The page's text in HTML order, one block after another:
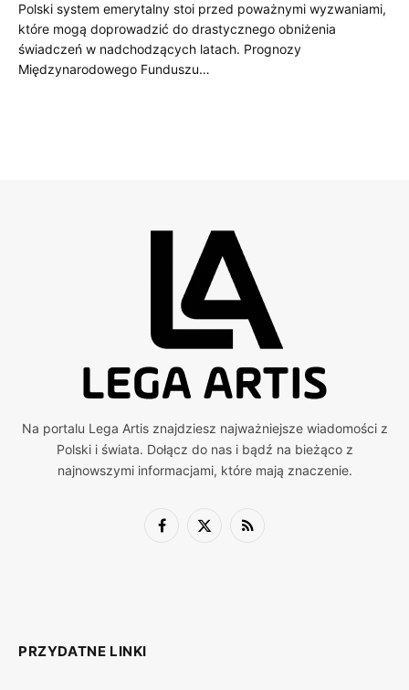
Polski system emerytalny stoi przed poważnymi wyzwaniami,
które mogą doprowadzić do drastycznego obniżenia
świadczeń w nadchodzących latach. Prognozy
Międzynarodowego Funduszu…
Na portalu Lega Artis znajdziesz najważniejsze wiadomości z
Polski i świata. Dołącz do nas i bądź na bieżąco z
najnowszymi informacjami, które mają znaczenie.
Facebook
X
RSS
PRZYDATNE LINKI